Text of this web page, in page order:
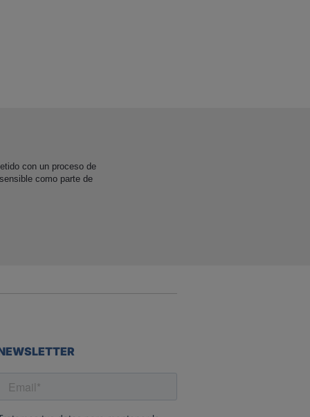
con un proceso de
como parte de